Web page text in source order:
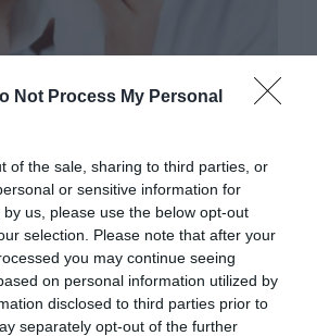
Not Process My Personal
of the sale, sharing to third parties, or
or sensitive information for
us, please use the below opt-out
selection. Please note that after your
you may continue seeing
on personal information utilized by
disclosed to third parties prior to
separately opt-out of the further